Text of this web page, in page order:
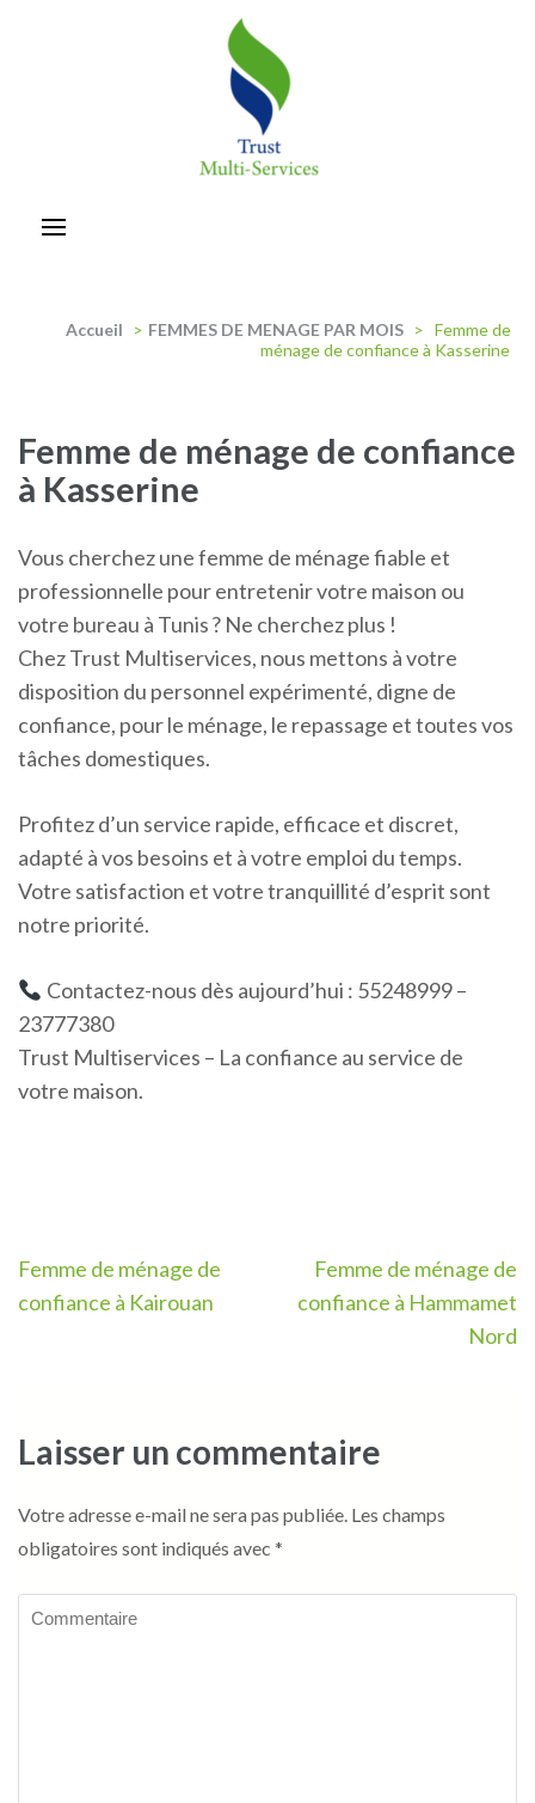
Accueil > FEMMES DE MENAGE PAR MOIS > Femme de
ménage de confiance à Kasserine
Femme de ménage de confiance
à Kasserine
Vous cherchez une femme de ménage fiable et
professionnelle pour entretenir votre maison ou
votre bureau à Tunis ? Ne cherchez plus !
Chez Trust Multiservices, nous mettons à votre
disposition du personnel expérimenté, digne de
confiance, pour le ménage, le repassage et toutes vos
tâches domestiques.
Profitez d’un service rapide, efficace et discret,
adapté à vos besoins et à votre emploi du temps.
Votre satisfaction et votre tranquillité d’esprit sont
notre priorité.
Contactez-nous dès aujourd’hui : 55248999 –
23777380
Trust Multiservices – La confiance au service de
votre maison.
Navigation
de
Femme de ménage de
confiance à Kairouan
Femme de ménage de
confiance à Hammamet
Nord
Laisser un commentaire
Votre adresse e-mail ne sera pas publiée. Les champs
obligatoires sont indiqués avec *
Commentaire